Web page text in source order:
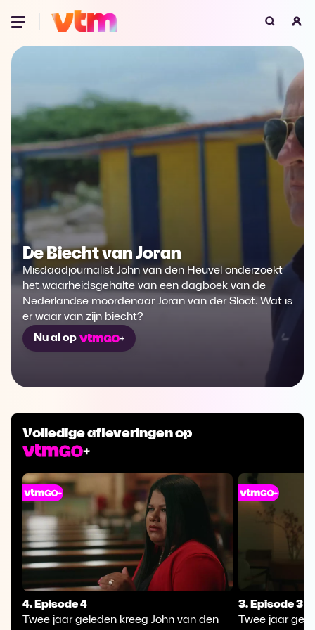
van de ondersteunde browsers
downloaden.
Google Chrome Download
Firefox
Safari
Microsoft Edge
Opera Download
De Biecht van Joran
Misdaadjournalist John van den Heuvel onderzoekt
het waarheidsgehalte van een dagboek van de
Nederlandse moordenaar Joran van der Sloot. Wat is
er waar van zijn biecht?
Nu al op
Volledige afleveringen op
4. Episode 4
Twee jaar geleden kreeg John van den
3. Episode 3
Twee jaar